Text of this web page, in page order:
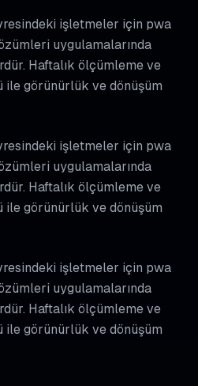
işletmeler için pwa
uygulamalarında
Haftalık ölçümleme ve
ile görünürlük ve dönüşüm
işletmeler için pwa
uygulamalarında
Haftalık ölçümleme ve
ile görünürlük ve dönüşüm
işletmeler için pwa
uygulamalarında
Haftalık ölçümleme ve
ile görünürlük ve dönüşüm